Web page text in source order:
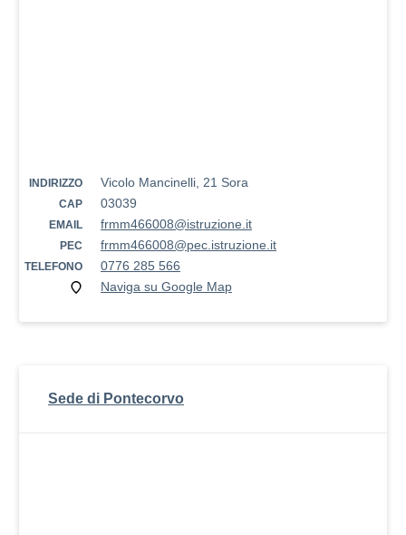
INDIRIZZO Vicolo Mancinelli, 21 Sora
CAP 03039
EMAIL frmm466008@istruzione.it
PEC frmm466008@pec.istruzione.it
TELEFONO
0776 285 566
Naviga su Google Map
Sede di Pontecorvo